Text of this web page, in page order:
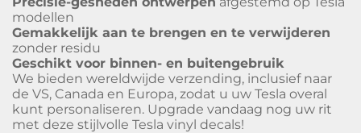
modellen
Gemakkelijk aan te brengen en te verwijderen
zonder residu
Geschikt voor binnen- en buitengebruik
We bieden wereldwijde verzending, inclusief naar
de VS, Canada en Europa, zodat u uw Tesla overal
kunt personaliseren. Upgrade vandaag nog uw rit
met deze stijlvolle Tesla vinyl decals!